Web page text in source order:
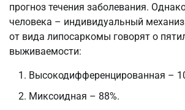
прогноз течения заболевания.
человека – индивидуальный
от вида липосаркомы говорят о
выживаемости:
Высокодифференцированная –
Миксоидная – 88%.